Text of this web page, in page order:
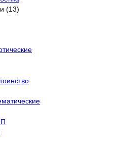
(13)